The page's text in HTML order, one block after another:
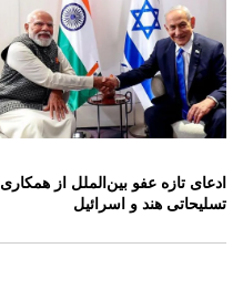
ادعای تازه عفو بین‌الملل از همکاری
تسلیحاتی هند و اسرائیل